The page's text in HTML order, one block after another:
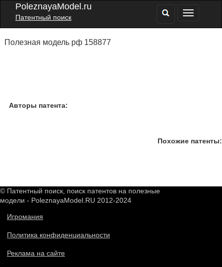
PoleznayaModel.ru
Патентный поиск
Полезная модель рф 158877
Авторы патента:
Похожие патенты:
© Патентный поиск, поиск патентов на полезные
модели - PoleznayaModel.RU 2012-2024
Игромания
Политика конфиденциальности
Реклама на сайте